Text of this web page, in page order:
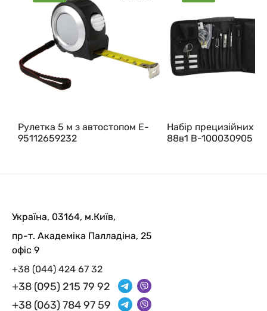
Рулетка 5 м з автостопом E-
95112659232
Набір прецизійних
88в1 B-100030905
Україна, 03164, м.Київ,
пр-т. Академіка Палладіна, 25
офіс 9
+38 (044) 424 67 32
+38 (095) 215 79 92
+38 (063) 784 97 59